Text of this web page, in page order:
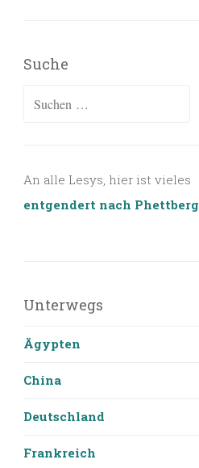
Suche
Suchen
An alle Lesys, hier ist vieles
entgendert nach Phettberg
Unterwegs
Ägypten
China
Deutschland
Frankreich